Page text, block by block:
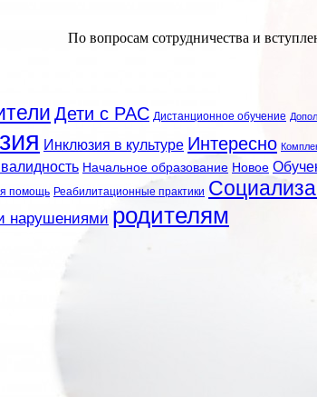
По вопросам сотрудничества и
Дети с РАС Дистанционное обучение
Инклюзия в культуре Интересно
Начальное образование Новое
помощь Реабилитационные практики
нарушениями родителям